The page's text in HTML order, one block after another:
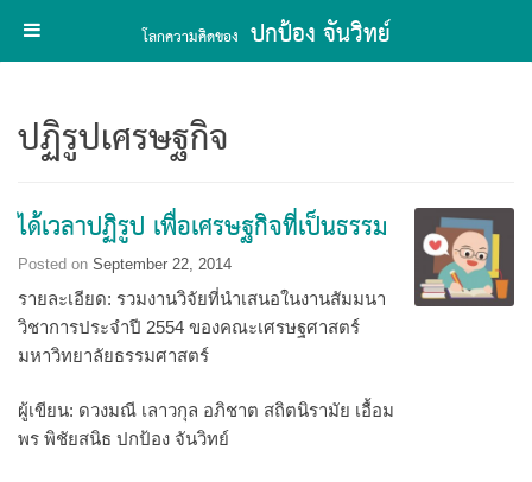
content
ปฏิรูปเศรษฐกิจ
ได้เวลาปฏิรูป เพื่อเศรษฐกิจที่เป็นธรรม
Posted on September 22, 2014
รายละเอียด: รวมงานวิจัยที่นำเสนอในงานสัมมนา
วิชาการประจำปี 2554 ของคณะเศรษฐศาสตร์
มหาวิทยาลัยธรรมศาสตร์
ผู้เขียน: ดวงมณี เลาวกุล อภิชาต สถิตนิรามัย เอื้อม
พร พิชัยสนิธ ปกป้อง จันวิทย์
โลกความคิดของ ปกป้อง จันวิทย์